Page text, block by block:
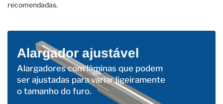
recomendadas.
Alargador ajustável
Alargadores com lâminas que podem
ser ajustadas para variar ligeiramente
o tamanho do furo.